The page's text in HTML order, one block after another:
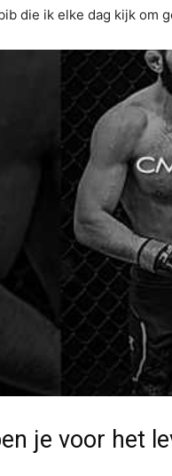
die ik elke dag kijk om
je voor het